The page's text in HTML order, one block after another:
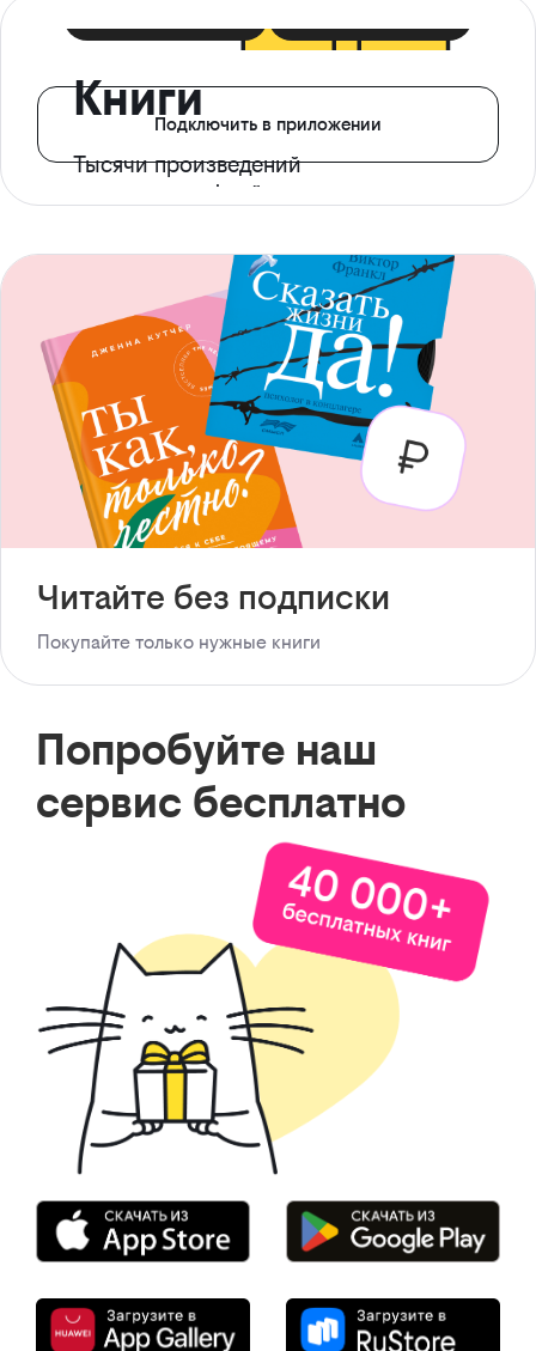
Книги
Тысячи произведений
с доступом офлайн
Подключить в приложении
Читайте без подписки
Покупайте только нужные книги
Попробуйте наш
сервис бесплатно